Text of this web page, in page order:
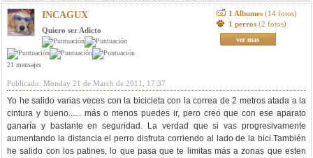
INCAGUX
Quiero ser Adicto
21 mensajes
1 Albumes (14 fotos)
1 perros (2 fotos)
ver mas
Publicado: Monday 21 de March de 2011, 17:37
Yo he salido varias veces con la bicicleta con la correa de 2 metros atada a la
cintura y bueno...... más o menos puedes ir, pero creo que con ese aparato
ganaría y bastante en seguridad. La verdad que si vas progresivamente
aumentando la distancia el perro disfruta corriendo al lado de la bici.También
he salido con los patines, lo que pasa que te limitas más a zonas que esten